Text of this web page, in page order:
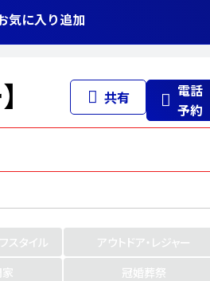
気に入り追加
共有
電話
予約
スタイル
アウトドア・レジャー
冠婚葬祭